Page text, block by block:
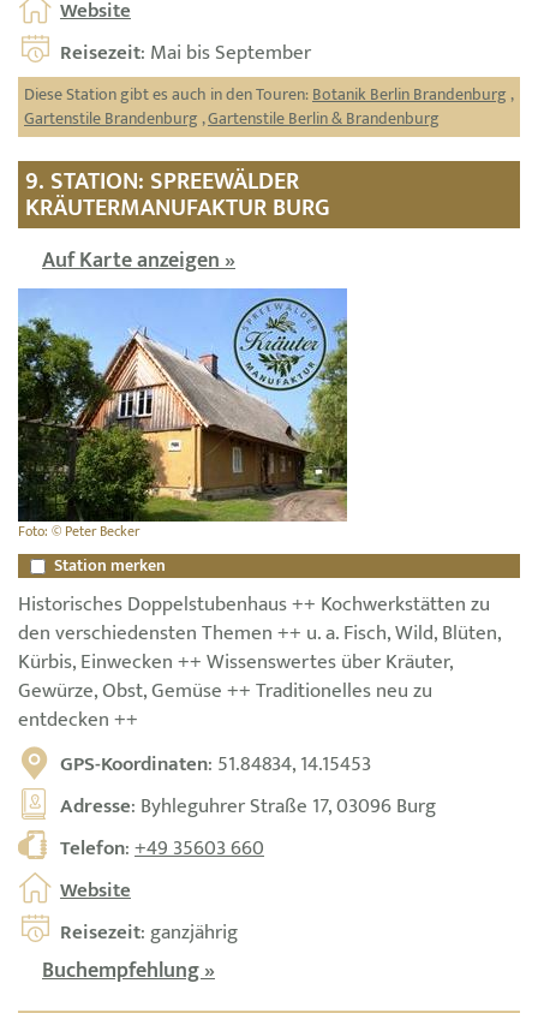
Website
Reisezeit: Mai bis September
Diese Station gibt es auch in den Touren:Botanik Berlin Brandenburg ,
Gartenstile Brandenburg ,Gartenstile Berlin & Brandenburg
9. STATION: SPREEWÄLDER
KRÄUTERMANUFAKTUR BURG
Auf Karte anzeigen »
Foto: © Peter Becker
Station merken
Historisches Doppelstubenhaus ++ Kochwerkstätten zu
den verschiedensten Themen ++ u. a. Fisch, Wild, Blüten,
Kürbis, Einwecken ++ Wissenswertes über Kräuter,
Gewürze, Obst, Gemüse ++ Traditionelles neu zu
entdecken ++
GPS-Koordinaten: 51.84834, 14.15453
Adresse: Byhleguhrer Straße 17, 03096 Burg
Telefon:+49 35603 660
Website
Reisezeit: ganzjährig
Buchempfehlung »